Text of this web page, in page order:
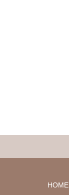
HOME